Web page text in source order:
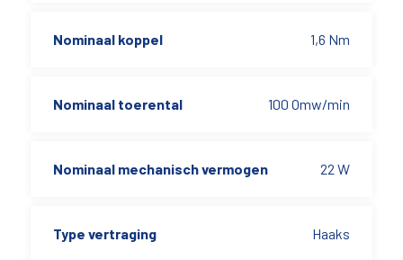
Nominaal koppel 1,6 Nm
Nominaal toerental 100 Omw/min
Nominaal mechanisch vermogen 22 W
Type vertraging Haaks